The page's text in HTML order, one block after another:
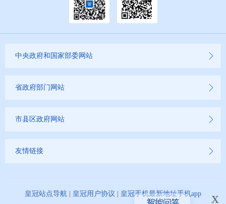
中央政府和国家部委网站
省政府部门网站
市县区政府网站
友情链接
皇冠站点导航 皇冠用户协议 皇冠手机最新地址手机app x